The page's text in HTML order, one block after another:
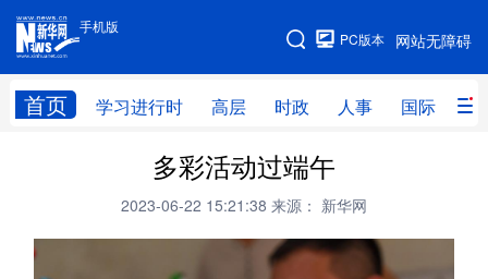
手机版
网站无障碍
PC版本
首页 学习进行时 高层 时政 人事 国际 财
手机版
网站地图
高层 时政
财经 网评
全球连线
多彩活动过端午
2023-06-22 15:21:38 来源： 新华网